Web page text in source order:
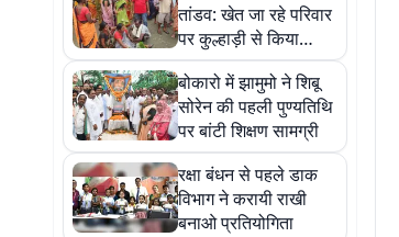
तांडव: खेत जा रहे परिवार
पर कुल्हाड़ी से किया
हमला, सास-ससुर और बहू
की मौत
बोकारो में झामुमो ने शिबू
सोरेन की पहली पुण्यतिथि
पर बांटी शिक्षण सामग्री
रक्षा बंधन से पहले डाक
विभाग ने करायी राखी
बनाओ प्रतियोगिता